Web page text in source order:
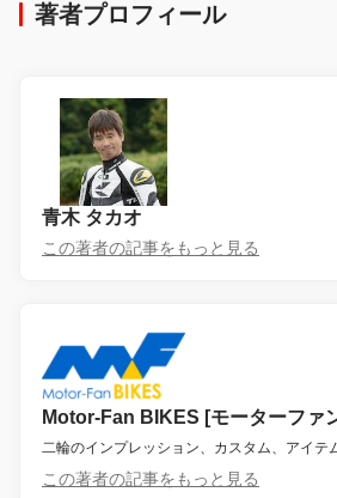
著者プロフィール
青木 タカオ
この著者の記事をもっと見る
Motor-Fan BIKES [モーターファ
二輪のインプレッション、カスタム、アイテ
この著者の記事をもっと見る